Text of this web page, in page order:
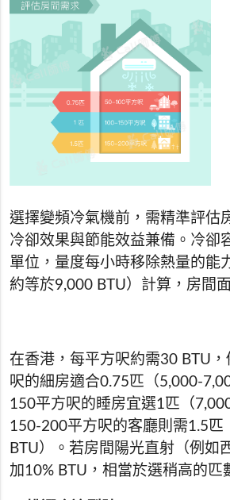
選擇變頻冷氣機前，需精準評估
冷卻效果與節能效益兼備。冷卻
單位，量度每小時移除熱量的能
約等於9,000 BTU）計算，房間
在香港，每平方呎約需30 BTU
呎的細房適合0.75匹（5,000-
150平方呎的睡房宜選1匹（
150-200平方呎的客廳則需1.5匹
BTU）。若房間陽光直射（例如
加10% BTU，相當於選稍高的匹